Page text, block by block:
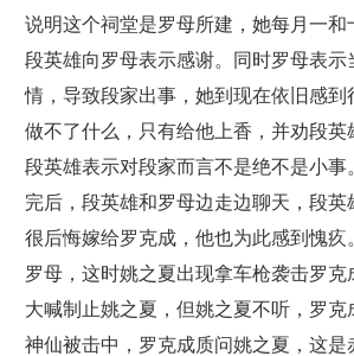
说明这个祠堂是罗母所建，她每月一和
段英雄向罗母表示感谢。同时罗母表示
情，导致段家出事，她到现在依旧感到
做不了什么，只有给他上香，并劝段英
段英雄表示对段家而言不是绝不是小事
完后，段英雄和罗母边走边聊天，段英
很后悔嫁给罗克成，他也为此感到愧疚
罗母，这时姚之夏出现拿车枪袭击罗克
大喊制止姚之夏，但姚之夏不听，罗克
神仙被击中，罗克成质问姚之夏，这是